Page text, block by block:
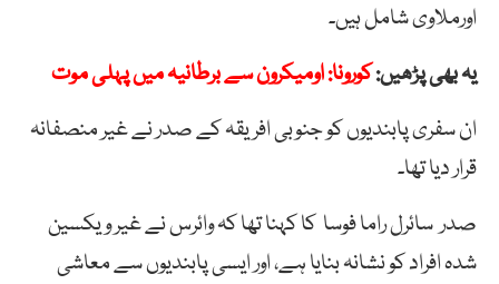
اورملاوی شامل ہیں۔
یہ بھی پڑھیں:کورونا: اومیکرون سے برطانیہ میں پہلی موت
ان سفری پابندیوں کو جنوبی افریقہ کے صدر نے غیر منصفانہ
قرار دیا تھا۔
صدر سائرل راما فوسا کا کہنا تھا کہ وائرس نے غیر ویکسین
شدہ افراد کو نشانہ بنایا ہے، اور ایسی پابندیوں سے معاشی